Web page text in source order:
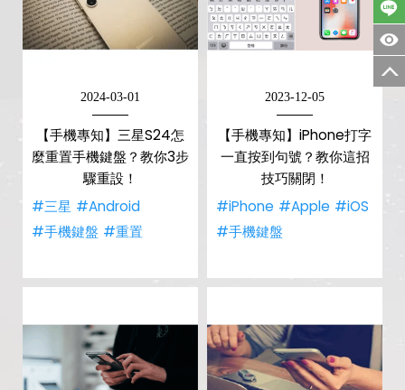
2024-03-01
【手機專知】三星S24怎
麼重置手機鍵盤？教你3步
驟重設！
#三星 #Android
#手機鍵盤 #重置
2023-12-05
【手機專知】iPhone打字
一直按到句號？教你這招
技巧關閉！
#iPhone #Apple #iOS
#手機鍵盤